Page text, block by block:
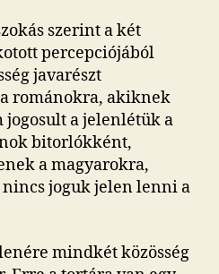
szerint a két
percepciójából
javarészt
románokra, akiknek
jogosult a jelenlétük a
bitorlókként,
a magyarokra,
joguk jelen lenni a
mindkét közösség